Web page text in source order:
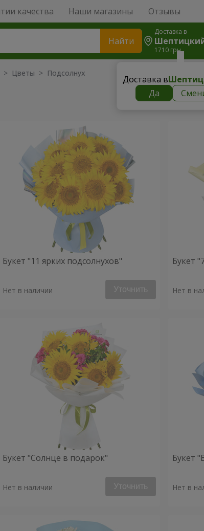
качества Наши магазины Отзывы
Найти
Доставка в
1710 грн
Доставка в
Да
> Цветы > Подсолнух
Букет "11 ярких подсолнухов"
Нет в наличии Уточнить
Букет
Нет в
Букет "Солнце в подарок"
Нет в наличии Уточнить
Букет
Нет в